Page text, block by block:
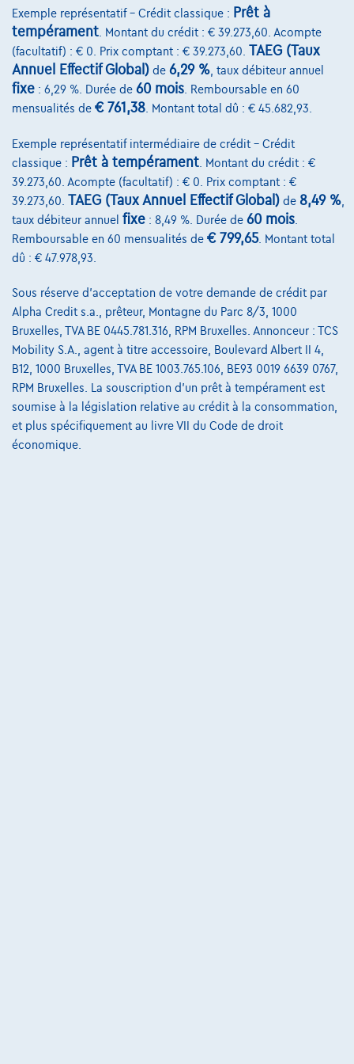
€45.940 ✓TVA déductible
Dès€910,91/mois
Découvrez l’exemple chiffré complet
Comparer
Voir le véhicule
Exemple représentatif – Crédit classique : Prêt à
tempérament . Montant du crédit : € 39.273,60. Acompte
(facultatif) : € 0. Prix comptant : € 39.273,60. TAEG (Taux
Annuel Effectif Global) de 6,29 % , taux débiteur annuel
fixe : 6,29 %. Durée de 60 mois . Remboursable en 60
mensualités de € 761,38 . Montant total dû : € 45.682,93.
Exemple représentatif intermédiaire de crédit – Crédit
classique : Prêt à tempérament . Montant du crédit : €
39.273,60. Acompte (facultatif) : € 0. Prix comptant : €
39.273,60. TAEG (Taux Annuel Effectif Global) de 8,49 %
taux débiteur annuel fixe : 8,49 %. Durée de 60 mois
Remboursable en 60 mensualités de € 799,65. Montant total
dû : € 47.978,93.
Sous réserve d'acceptation de votre demande de crédit par
Alpha Credit s.a., prêteur, Montagne du Parc 8/3, 1000
Bruxelles, TVA BE 0445.781.316, RPM Bruxelles. Annonceur : TCS
Mobility S.A., agent à titre accessoire, Boulevard Albert II 4,
B12, 1000 Bruxelles, TVA BE 1003.765.106, BE93 0019 6639 0767,
RPM Bruxelles. La souscription d'un prêt à tempérament est
soumise à la législation relative au crédit à la consommation,
et plus spécifiquement au livre VII du Code de droit
économique.